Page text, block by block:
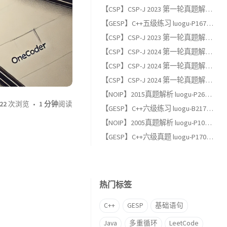
次浏览 1 分钟阅读
【CSP】CSP-J 2023 第一轮真题解析（二）：阅读程序题
【GESP】C++五级练习 luogu-P1678 烦恼的高考志愿
【CSP】CSP-J 2023 第一轮真题解析（一）：单项选择题
【CSP】CSP-J 2024 第一轮真题解析（三）：完善程序题
【CSP】CSP-J 2024 第一轮真题解析（二）：阅读程序题
【CSP】CSP-J 2024 第一轮真题解析（一）：单项选择题
【NOIP】2015真题解析 luogu-P2678 跳石头（适合GESP六级以上练习）
【GESP】C++六级练习 luogu-B2174, 完全背包
【NOIP】2005真题解析 luogu-P1048 采药（适合GESP六级以上练习）
【GESP】C++六级真题 luogu-P17013, [GESP202606 六级] 满二叉树
热门标签
C++ GESP 基础语句
Java 多重循环 LeetCode